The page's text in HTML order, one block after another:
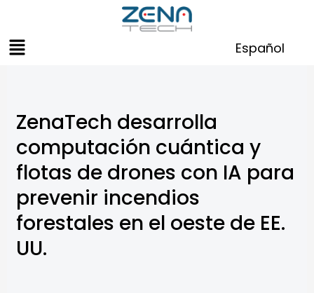
content
Menu Español
ZenaTech desarrolla
computación cuántica y
flotas de drones con IA para
prevenir incendios
forestales en el oeste de EE.
UU.